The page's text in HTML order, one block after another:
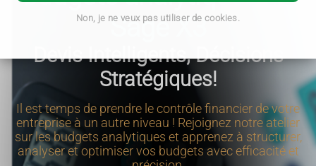
Non, je ne veux pas utiliser de cookies.
Sage X3
Devis Intelligents, Décisions
Stratégiques!
Il est temps de prendre le contrôle financier de votre
entreprise à un autre niveau ! Rejoignez notre atelier
sur les budgets analytiques et apprenez à structurer,
analyser et optimiser vos budgets avec efficacité et